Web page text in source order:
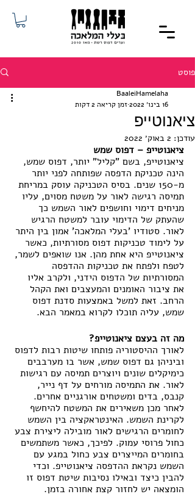
פוסט
ציאנוטייפ
BaaleiHamelaha
16 בינו׳ 2022
זמן קריאה 2 דקות
עודכן: 2 באוק׳ 2022
ציאנוטייפ – דפוס שמש
ציאנוטייפ, בשם "קליל" יותר, דפוס שמש,
הינה טכניקת הדפסה שפותחה לפני יותר
מ-150 שנים. בסיס הטכניקה עוסק במריחת
תמיסה רגישה לאור על משטח מסוים, עליו
מניחים דימוי וחושפים לאור השמש כך
שהעתק של הדימוי עובר למשטח הרגיש
לאור. סטודיו 'בעלי המלאכה' אמון בין היתר
על לימוד טכניקות דפוס מסורתיות, כאשר
ציאנוטייפ היא אחת מהן. אנו שואפים לשמר,
לטפח ולפתח את טכניקות ההדפסה
המסורתיות של הדפוס הידני, ולקרב אליו
את ציבור האומנים והמעצבים ואת הקהל
הרחב. זאת למשל באמצעות סדנת דפוס
שמש, עליה תוכלו לקרוא במאמר הבא.
מה זה בעצם ציאנוטייפ?
לאורך ההיסטוריה פותחו שיטות רבות לדפוס
וביניהן גם דפוס שמש, אשר בו מערבבים
כימיקלים שונים ויוצרים תמיסה עם רגישות
לאור. את התמיסה מורחים על דף נייר,
קנבס, בדים ומשטחים אורגניים אחרים.
לאחר מכן משאירים את המשטח להיחשף
לקרינת השמש. האינטראקציה בין השמש
לחומרים הרגישים לאור מובילה ליצירת צבע
כחול פרוסי עמוק. לפיכך, כאשר משתמשים
בחומרים המייצרים צבע כחול במגע עם
השמש נקראת ההדפסה ציאנוטייפ. וכדי
להבין כיצד ובאילו נסיבות שיטת דפוס זו
הומצאה יש לחזור קצת אחורה בזמן.